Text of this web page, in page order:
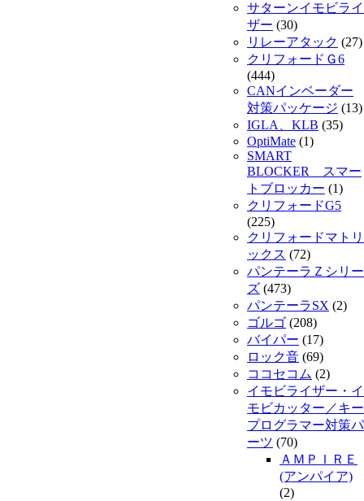
サターンイモビライ
ザー (30)
リレーアタック (27)
クリフォードＧ6
(444)
CANインベーダー
対策パッケージ (13)
IGLA、KLB (35)
OptiMate (1)
SMART
BLOCKER スマー
トブロッカー (1)
クリフォードG5
(225)
クリフォードマトリ
ックス (72)
パンテーラＺシリー
ズ (473)
パンテーラSX (2)
ゴルゴ (208)
バイパー (17)
ロック音 (69)
ココセコム (2)
イモビライザー・イ
モビカッター／キー
プログラマー対策パ
ーツ (70)
ＡＭＰＩＲＥ
(アンパイア)
(2)